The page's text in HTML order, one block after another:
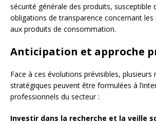
sécurité générale des produits, susceptible
obligations de transparence concernant les
aux produits de consommation.
Anticipation et approche
Face à ces évolutions prévisibles,
stratégiques peuvent être formulées à
professionnels du secteur :
Investir dans la recherche et la veille